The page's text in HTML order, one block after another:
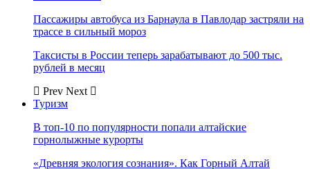
Пассажиры автобуса из Барнаула в Павлодар застряли на
трассе в сильный мороз
Таксисты в России теперь зарабатывают до 500 тыс.
рублей в месяц
Prev Next
Туризм
В топ-10 по популярности попали алтайские
горнолыжные курорты
«Древняя экология сознания». Как Горный Алтай